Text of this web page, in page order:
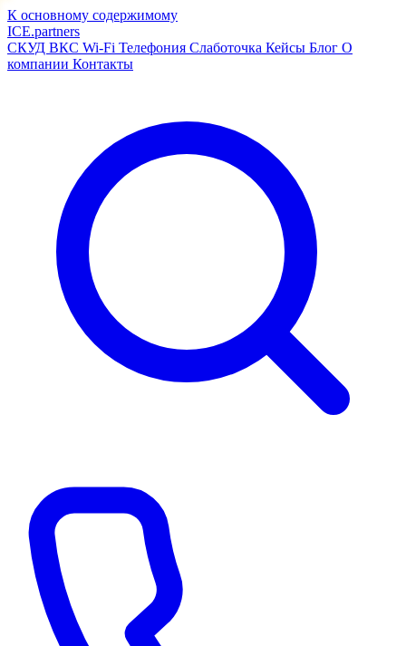
К основному содержимому
ICE.partners
СКУД ВКС Wi-Fi Телефония Слаботочка Кейсы Блог О
компании Контакты